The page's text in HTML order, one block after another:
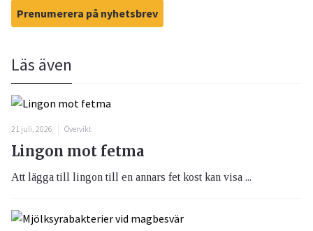
Prenumerera på nyhetsbrev
Läs även
21 juli, 2026 Övervikt
Lingon mot fetma
Att lägga till lingon till en annars fet kost kan visa ...